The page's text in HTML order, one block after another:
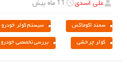
علی اسدی 11 ماه پیش
سمند اکوماکس سیستم کولر خودرو
کولر چرخشی
بررسی تخصصی خودرو